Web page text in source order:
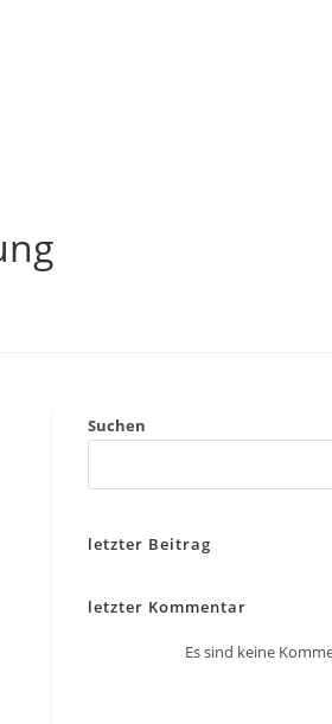
Suchen
letzter Beitrag
letzter Kommentar
Es sind keine